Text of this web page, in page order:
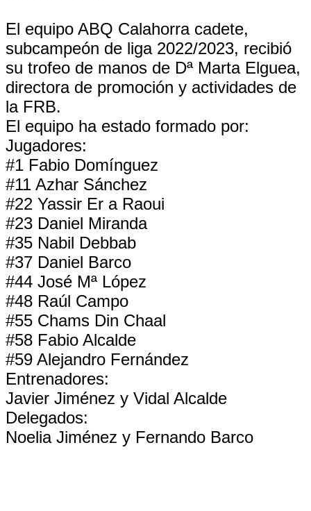
El equipo ABQ Calahorra cadete,
subcampeón de liga 2022/2023, recibió
su trofeo de manos de Dª Marta Elguea,
directora de promoción y actividades de
la FRB.
El equipo ha estado formado por:
Jugadores:
#1 Fabio Domínguez
#11 Azhar Sánchez
#22 Yassir Er a Raoui
#23 Daniel Miranda
#35 Nabil Debbab
#37 Daniel Barco
#44 José Mª López
#48 Raúl Campo
#55 Chams Din Chaal
#58 Fabio Alcalde
#59 Alejandro Fernández
Entrenadores:
Javier Jiménez y Vidal Alcalde
Delegados:
Noelia Jiménez y Fernando Barco